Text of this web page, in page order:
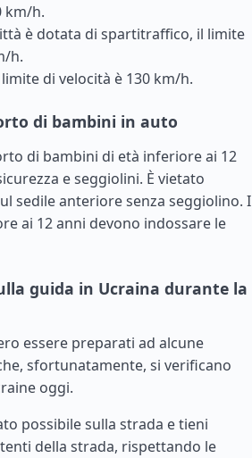
km/h.
è dotata di spartitraffico, il limite
h.
di velocità è 130 km/h.
di bambini in auto
di bambini di età inferiore ai 12
e seggiolini. È vietato
sedile anteriore senza seggiolino. I
ai 12 anni devono indossare le
guida in Ucraina durante la
essere preparati ad alcune
sfortunatamente, si verificano
oggi.
possibile sulla strada e tieni
della strada, rispettando le